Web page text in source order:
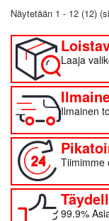
Näytetään 1 - 12 (12)
Laaja
Ilmainen
Tiimimme
99.9%